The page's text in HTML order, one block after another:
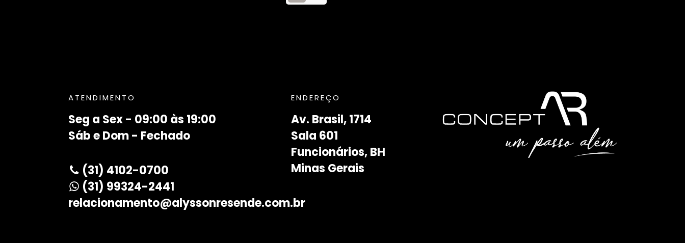
ATENDIMENTO
Seg a Sex - 09:00 às 19:00
Sáb e Dom - Fechado
(31) 4102-0700
(31) 99324-2441
relacionamento@alyssonresende.com.br
ENDEREÇO
Av. Brasil, 1714
Sala 601
Funcionários, BH
Minas Gerais